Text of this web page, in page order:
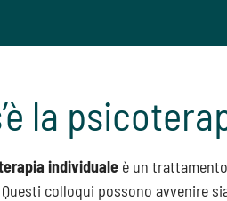
la
individuale è un
Questi colloqui possono avvenire